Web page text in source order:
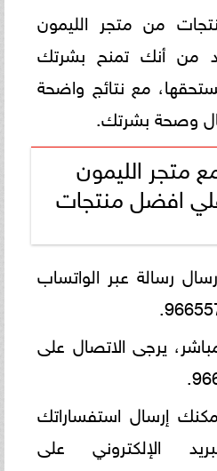
من متجر الليمون
من أنك تمنح بشرتك
مع نتائج واضحة
وصحة بشرتك.
متجر الليمون
افضل منتجات
رسالة عبر الواتساب
يرجى الاتصال على
يمكنك إرسال استفساراتك
الإلكتروني على